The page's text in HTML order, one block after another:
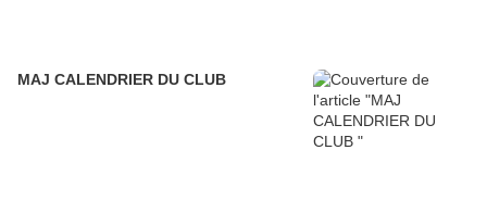
MAJ CALENDRIER DU CLUB